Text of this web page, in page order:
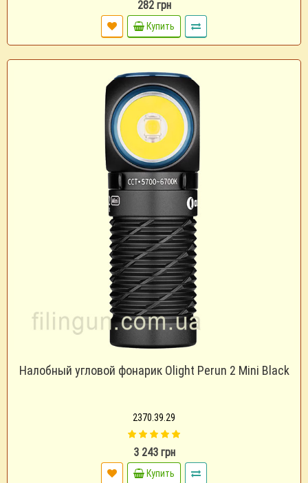
282 грн
Купить
Налобный угловой фонарик Olight Perun 2 Mini Black
2370.39.29
3 243 грн
Купить